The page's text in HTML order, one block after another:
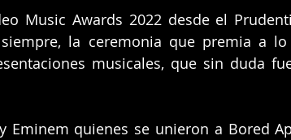
Music Awards 2022 desde el
siempre, la ceremonia que premia a
musicales, que sin duda
Eminem quienes se unieron a Bored